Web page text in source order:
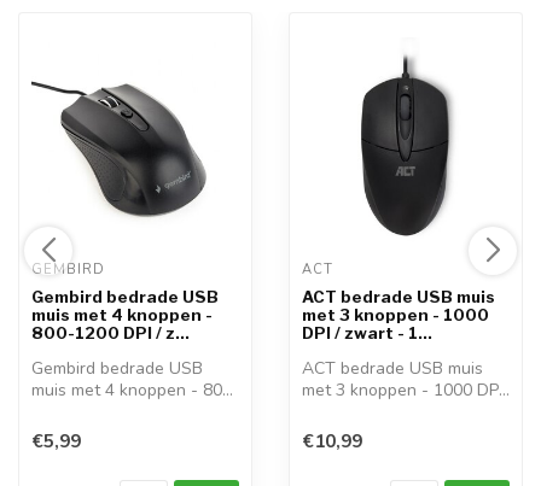
GEMBIRD
Gembird bedrade USB
muis met 4 knoppen -
800-1200 DPI / z...
Gembird bedrade USB
muis met 4 knoppen - 800-
€5,99
ACT
ACT bedrade USB muis
met 3 knoppen - 1000
DPI / zwart - 1...
ACT bedrade USB muis
met 3 knoppen - 1000 DPI
€10,99